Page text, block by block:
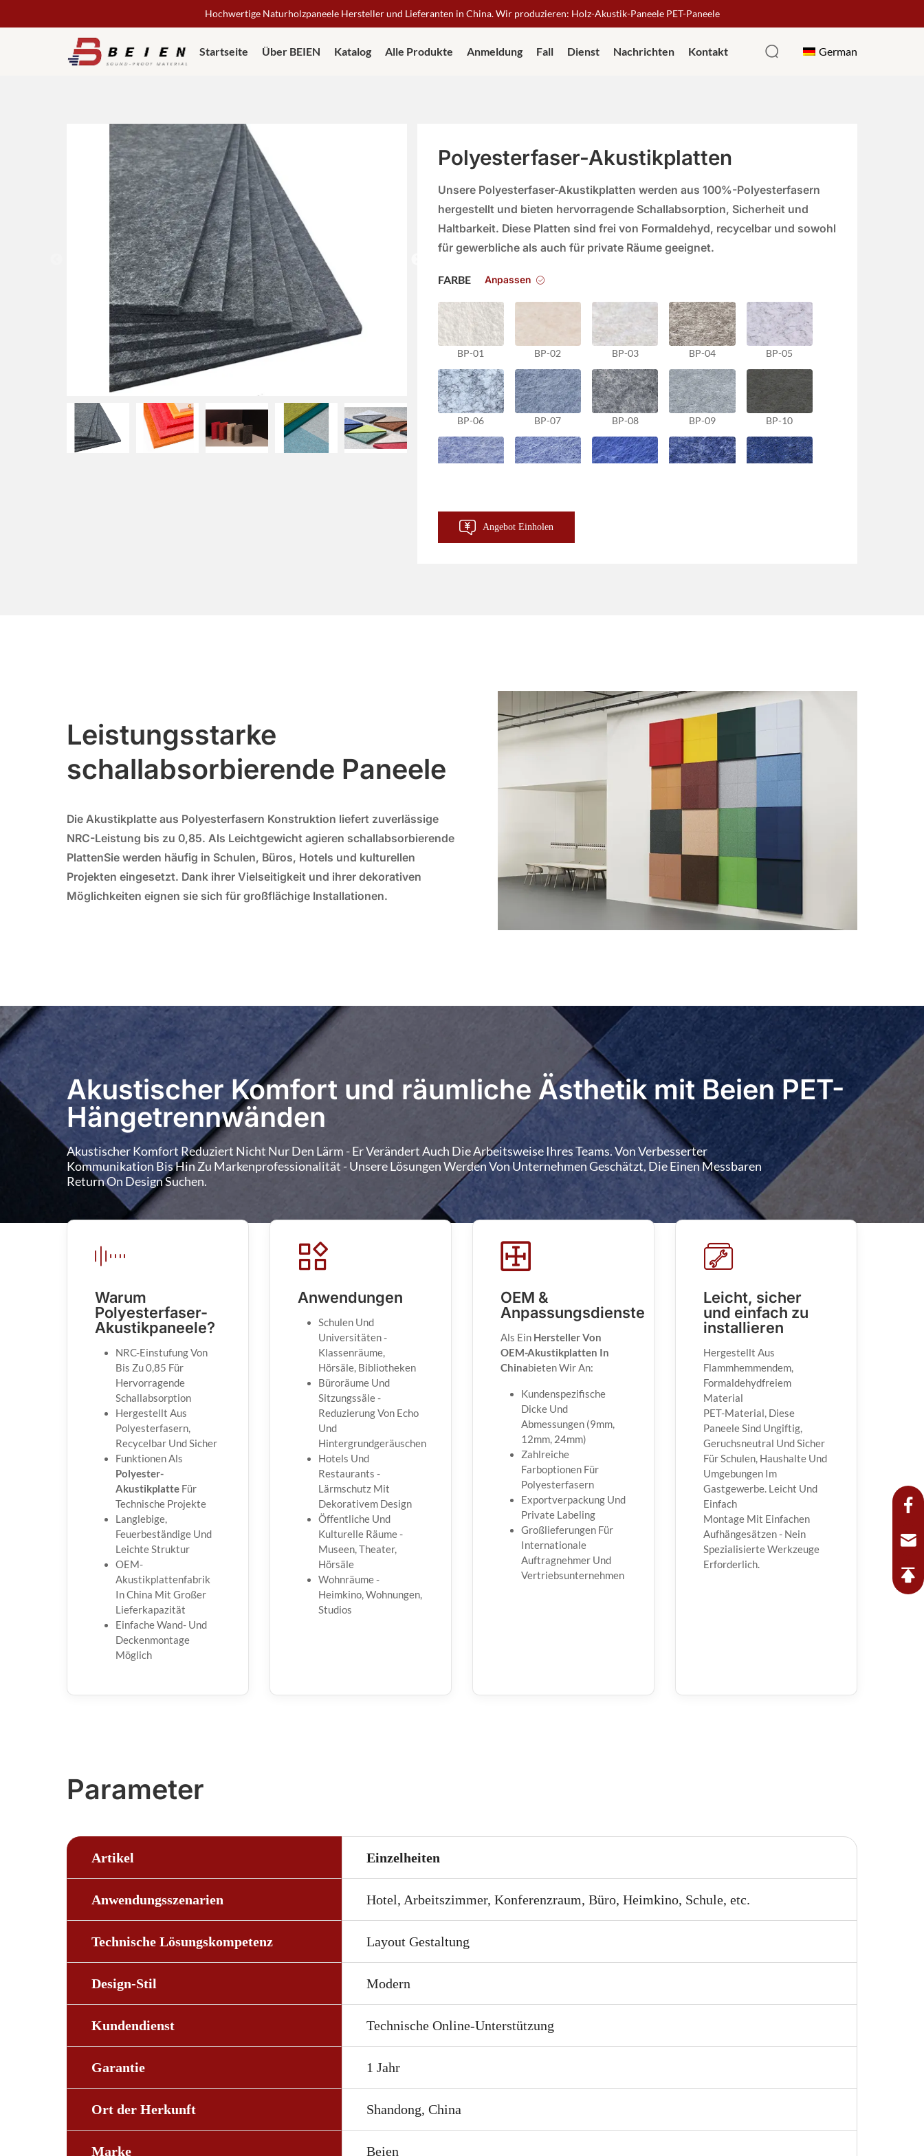
Hochwertige Naturholzpaneele Hersteller und Lieferanten in China. Wir produzieren: Holz-Akustik-Paneele PET-Paneele
Startseite Über BEIEN Katalog Alle Produkte Anmeldung Fall Dienst Nachrichten Kontakt German
Polyesterfaser-Akustikplatten
Unsere Polyesterfaser-Akustikplatten werden aus 100%-Polyesterfasern
hergestellt und bieten hervorragende Schallabsorption, Sicherheit und
Haltbarkeit. Diese Platten sind frei von Formaldehyd, recycelbar und sowohl
für gewerbliche als auch für private Räume geeignet.
FARBE Anpassen
BP-01 BP-02 BP-03 BP-04 BP-05
BP-06 BP-07 BP-08 BP-09 BP-10
BP-27 BP-28 BP-29 BP-30
BP-34 BP-35
BP-42
BP-53
Angebot Einholen
Leistungsstarke
schallabsorbierende Paneele
DieAkustikplatte aus Polyesterfasern Konstruktion liefert zuverlässige
NRC-Leistung bis zu 0,85. Als Leichtgewicht agieren schallabsorbierende
PlattenSie werden häufig in Schulen, Büros, Hotels und kulturellen
Projekten eingesetzt. Dank ihrer Vielseitigkeit und ihrer dekorativen
Möglichkeiten eignen sie sich für großflächige Installationen.
Akustischer Komfort und räumliche Ästhetik mit Beien PET-
Hängetrennwänden
Akustischer Komfort Reduziert Nicht Nur Den Lärm - Er Verändert Auch Die Arbeitsweise Ihres Teams. Von Verbesserter
Kommunikation Bis Hin Zu Markenprofessionalität - Unsere Lösungen Werden Von Unternehmen Geschätzt, Die Einen Messbaren
Return On Design Suchen.
Warum
Polyesterfaser-
Akustikpaneele?
NRC-Einstufung Von
Bis Zu 0,85 Für
Hervorragende
Schallabsorption
Hergestellt Aus
Polyesterfasern,
Recycelbar Und Sicher
Funktionen Als
Polyester-
Akustikplatte Für
Technische Projekte
Langlebige,
Feuerbeständige Und
Leichte Struktur
OEM-
Akustikplattenfabrik
In China Mit Großer
Lieferkapazität
Einfache Wand- Und
Deckenmontage
Möglich
Anwendungen
Schulen Und
Universitäten -
Klassenräume,
Hörsäle, Bibliotheken
Büroräume Und
Sitzungssäle -
Reduzierung Von Echo
Und
Hintergrundgeräuschen
Hotels Und
Restaurants -
Lärmschutz Mit
Dekorativem Design
Öffentliche Und
Kulturelle Räume -
Museen, Theater,
Hörsäle
Wohnräume -
Heimkino, Wohnungen,
Studios
OEM &
Anpassungsdienste
Als Ein Hersteller Von
OEM-Akustikplatten In
ChinaBieten Wir An:
Kundenspezifische
Dicke Und
Abmessungen (9mm,
12mm, 24mm)
Zahlreiche
Farboptionen Für
Polyesterfasern
Exportverpackung Und
Private Labeling
Großlieferungen Für
Internationale
Auftragnehmer Und
Vertriebsunternehmen
Leicht, sicher
und einfach zu
installieren
Hergestellt Aus
Flammhemmendem,
Formaldehydfreiem
Material
PET-Material, Diese
Paneele Sind Ungiftig,
Geruchsneutral Und Sicher
Für Schulen, Haushalte Und
Umgebungen Im
Gastgewerbe. Leicht Und
Einfach
Montage Mit Einfachen
Aufhängesätzen - Nein
Spezialisierte Werkzeuge
Erforderlich.
Parameter
Artikel Einzelheiten
Anwendungsszenarien Hotel, Arbeitszimmer, Konferenzraum, Büro, Heimkino, Schule, etc.
Technische Lösungskompetenz Layout Gestaltung
Design-Stil Modern
Kundendienst Technische Online-Unterstützung
Garantie 1 Jahr
Ort der Herkunft Shandong, China
Marke Beien